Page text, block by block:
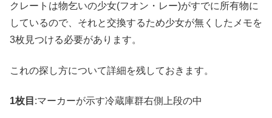
クレートは物乞いの少女(フオン・レー)がすでに所有物に
しているので、それと交換するため少女が無くしたメモを
3枚見つける必要があります。
これの探し方について詳細を残しておきます。
1枚目 :マーカーが示す冷蔵庫群右側上段の中